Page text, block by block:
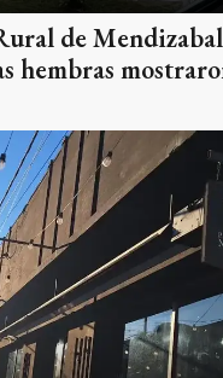
de
hembras